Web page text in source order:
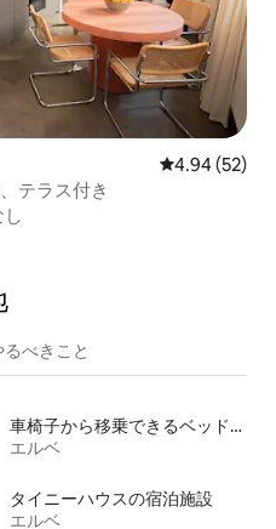
レビュー52
4.94 (52)
テラス付き
るべきこと
車椅子から移乗できるベッドがある宿泊施設
エルベ
タイニーハウスの宿泊施設
エルベ